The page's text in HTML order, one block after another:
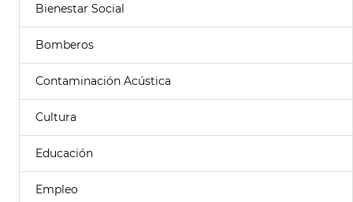
Bienestar Social
Bomberos
Contaminación Acústica
Cultura
Educación
Empleo